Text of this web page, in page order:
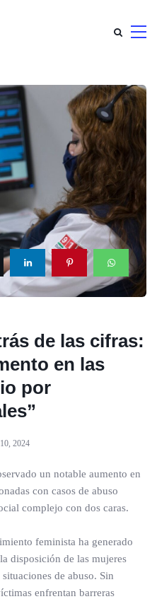
de las cifras:
en las
por
2024
un notable aumento en
con casos de abuso
complejo con dos caras.
feminista ha generado
disposición de las mujeres
de abuso. Sin
enfrentan barreras